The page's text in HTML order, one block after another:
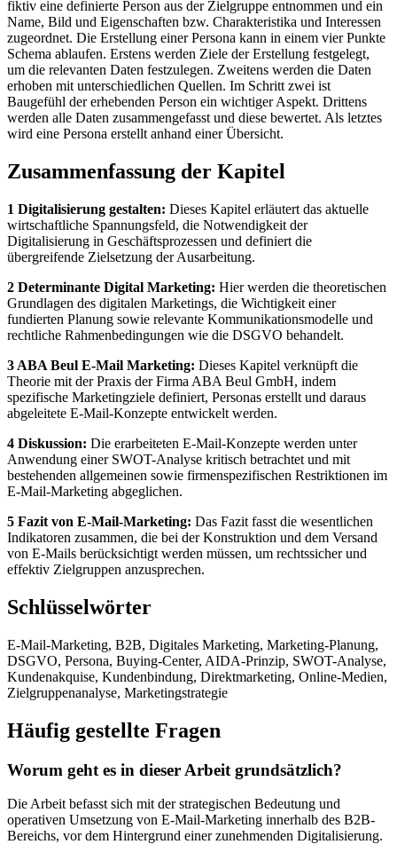
fiktiv eine definierte Person aus der Zielgruppe entnommen und ein
Name, Bild und Eigenschaften bzw. Charakteristika und Interessen
zugeordnet. Die Erstellung einer Persona kann in einem vier Punkte
Schema ablaufen. Erstens werden Ziele der Erstellung festgelegt,
um die relevanten Daten festzulegen. Zweitens werden die Daten
erhoben mit unterschiedlichen Quellen. Im Schritt zwei ist
Baugefühl der erhebenden Person ein wichtiger Aspekt. Drittens
werden alle Daten zusammengefasst und diese bewertet. Als letztes
wird eine Persona erstellt anhand einer Übersicht.
Zusammenfassung der Kapitel
1 Digitalisierung gestalten: Dieses Kapitel erläutert das aktuelle
wirtschaftliche Spannungsfeld, die Notwendigkeit der
Digitalisierung in Geschäftsprozessen und definiert die
übergreifende Zielsetzung der Ausarbeitung.
2 Determinante Digital Marketing: Hier werden die theoretischen
Grundlagen des digitalen Marketings, die Wichtigkeit einer
fundierten Planung sowie relevante Kommunikationsmodelle und
rechtliche Rahmenbedingungen wie die DSGVO behandelt.
3 ABA Beul E-Mail Marketing: Dieses Kapitel verknüpft die
Theorie mit der Praxis der Firma ABA Beul GmbH, indem
spezifische Marketingziele definiert, Personas erstellt und daraus
abgeleitete E-Mail-Konzepte entwickelt werden.
4 Diskussion: Die erarbeiteten E-Mail-Konzepte werden unter
Anwendung einer SWOT-Analyse kritisch betrachtet und mit
bestehenden allgemeinen sowie firmenspezifischen Restriktionen im
E-Mail-Marketing abgeglichen.
5 Fazit von E-Mail-Marketing: Das Fazit fasst die wesentlichen
Indikatoren zusammen, die bei der Konstruktion und dem Versand
von E-Mails berücksichtigt werden müssen, um rechtssicher und
effektiv Zielgruppen anzusprechen.
Schlüsselwörter
E-Mail-Marketing, B2B, Digitales Marketing, Marketing-Planung,
DSGVO, Persona, Buying-Center, AIDA-Prinzip, SWOT-Analyse,
Kundenakquise, Kundenbindung, Direktmarketing, Online-Medien,
Zielgruppenanalyse, Marketingstrategie
Häufig gestellte Fragen
Worum geht es in dieser Arbeit grundsätzlich?
Die Arbeit befasst sich mit der strategischen Bedeutung und
operativen Umsetzung von E-Mail-Marketing innerhalb des B2B-
Bereichs, vor dem Hintergrund einer zunehmenden Digitalisierung.